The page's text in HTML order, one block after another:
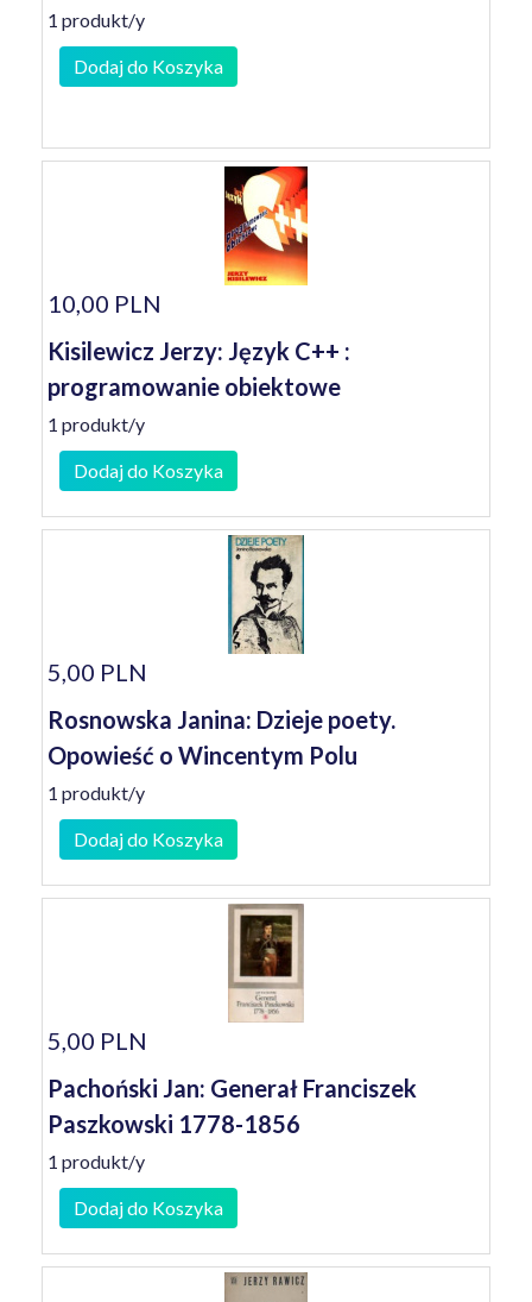
1 produkt/y
Dodaj do Koszyka
10,00 PLN
Kisilewicz Jerzy: Język C++ :
programowanie obiektowe
1 produkt/y
Dodaj do Koszyka
5,00 PLN
Rosnowska Janina: Dzieje poety.
Opowieść o Wincentym Polu
1 produkt/y
Dodaj do Koszyka
5,00 PLN
Pachoński Jan: Generał Franciszek
Paszkowski 1778-1856
1 produkt/y
Dodaj do Koszyka